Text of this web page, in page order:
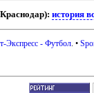
история
Экспресс - Футбол . •